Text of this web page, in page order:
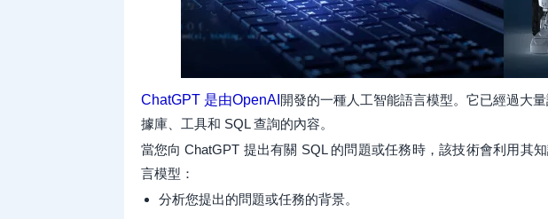
ChatGPT 是由OpenAI 開發的一種人工智能語言模型。它已經過大
據庫、工具和 SQL 查詢的內容。
當您向 ChatGPT 提出有關 SQL 的問題或任務時，該技術會利用其
言模型：
分析您提出的問題或任務的背景。